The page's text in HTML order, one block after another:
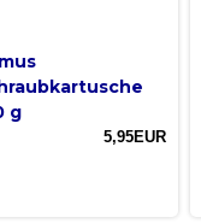
g
5,95EUR